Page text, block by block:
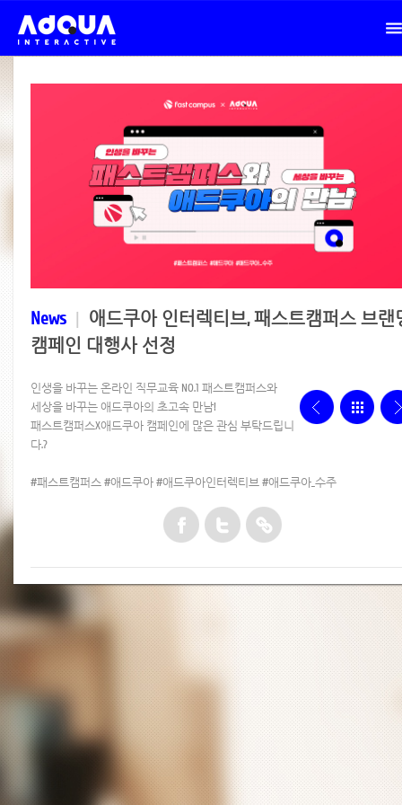
News | 애드쿠아 인터렉티브, 패스트캠퍼스 브랜
캠페인 대행사 선정
인생을 바꾸는 온라인 직무교육 NO.1 패스트캠퍼스와
세상을 바꾸는 애드쿠아의 초고속 만남!
패스트캠퍼스X애드쿠아 캠페인에 많은 관심 부탁드립니
다.?
#패스트캠퍼스 #애드쿠아 #애드쿠아인터렉티브 #애드쿠아_수주